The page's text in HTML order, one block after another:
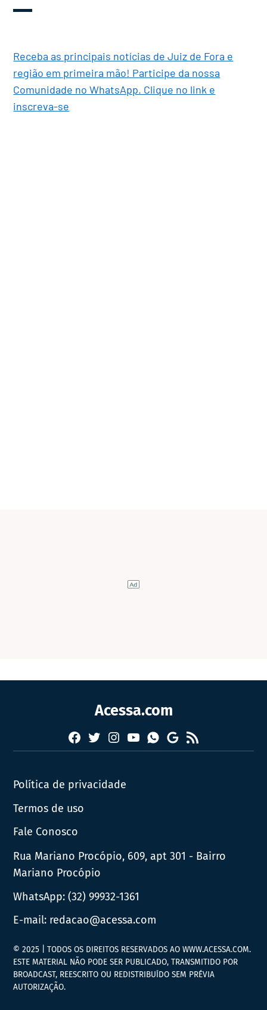
Receba as principais notícias de Juiz de Fora e
região em primeira mão! Participe da nossa
Comunidade no WhatsApp. Clique no link e
inscreva-se
Acessa.com
Facebook
TwitterInstagram
YouTubeWhatsapp
Google
News
RSS
Política de privacidade
Termos de uso
Fale Conosco
Rua Mariano Procópio, 609, apt 301 - Bairro
Mariano Procópio
WhatsApp:(32) 99932-1361
E-mail: redacao@acessa.com
© 2025 | TODOS OS DIREITOS RESERVADOS AO WWW.ACESSA.COM.
ESTE MATERIAL NÃO PODE SER PUBLICADO, TRANSMITIDO POR
BROADCAST, REESCRITO OU REDISTRIBUÍDO SEM PRÉVIA
AUTORIZAÇÃO.